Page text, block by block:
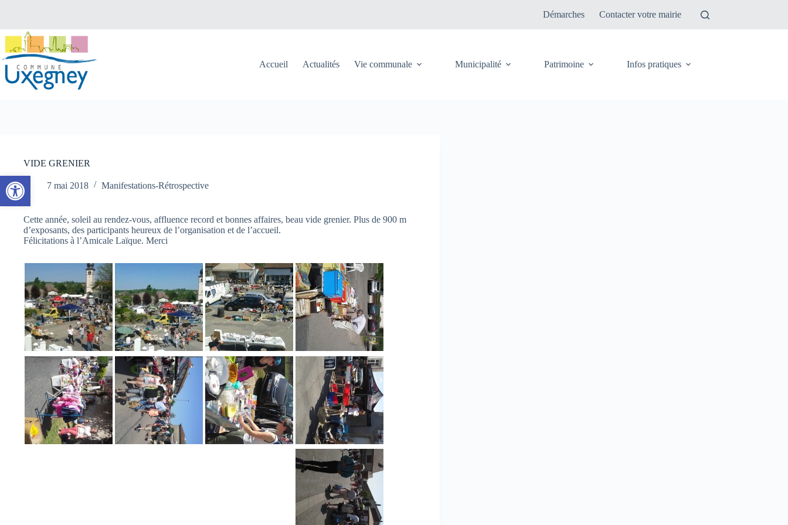
Ouvrir la barre d’outils
Démarches Contacter votre mairie
Accueil Actualités Vie communale Municipalité Patrimoine Infos pratiques
VIDE GRENIER
7 mai 2018 Manifestations-Rétrospective
Cette année, soleil au rendez-vous, affluence record et bonnes affaires, beau vide grenier. Plus de 900 m
d’exposants, des participants heureux de l’organisation et de l’accueil.
Félicitations à l’Amicale Laïque. Merci